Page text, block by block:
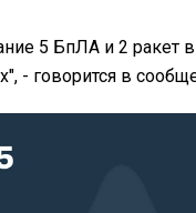
5 БпЛА и 2 ракет
- говорится в